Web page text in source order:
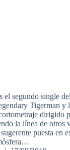
el segundo single
Tigerman y
dirigido
la línea de otros
puesta en